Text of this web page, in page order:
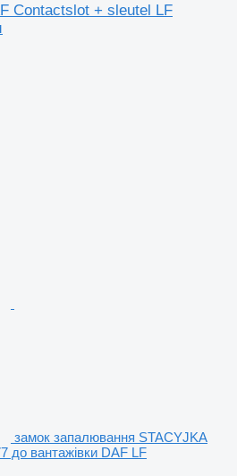
Contactslot + sleutel LF
замок запалювання STACYJKA
до вантажівки DAF LF